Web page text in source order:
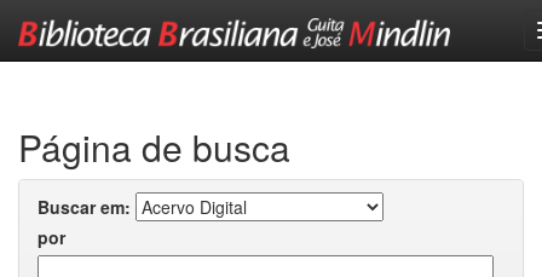
Página de busca
Buscar em:
por